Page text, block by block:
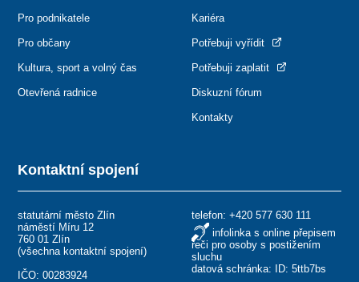
Kontaktní spojení
statutární město Zlín
náměstí Míru 12
760 01 Zlín
(všechna kontaktní spojení)
IČO: 00283924
telefon: +420 577 630 111
infolinka s online přepisem
řeči pro osoby s postižením
sluchu
datová schránka: ID: 5ttb7bs
Pro podnikatele
Pro občany
Kultura, sport a volný čas
Otevřená radnice
Kariéra
Potřebuji vyřídit
Potřebuji zaplatit
Diskuzní fórum
Kontakty